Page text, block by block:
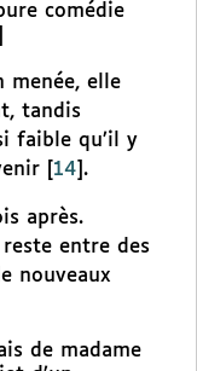
comédie
menée, elle
tandis
faible qu’il y
14 .
après.
entre des
nouveaux
de madame